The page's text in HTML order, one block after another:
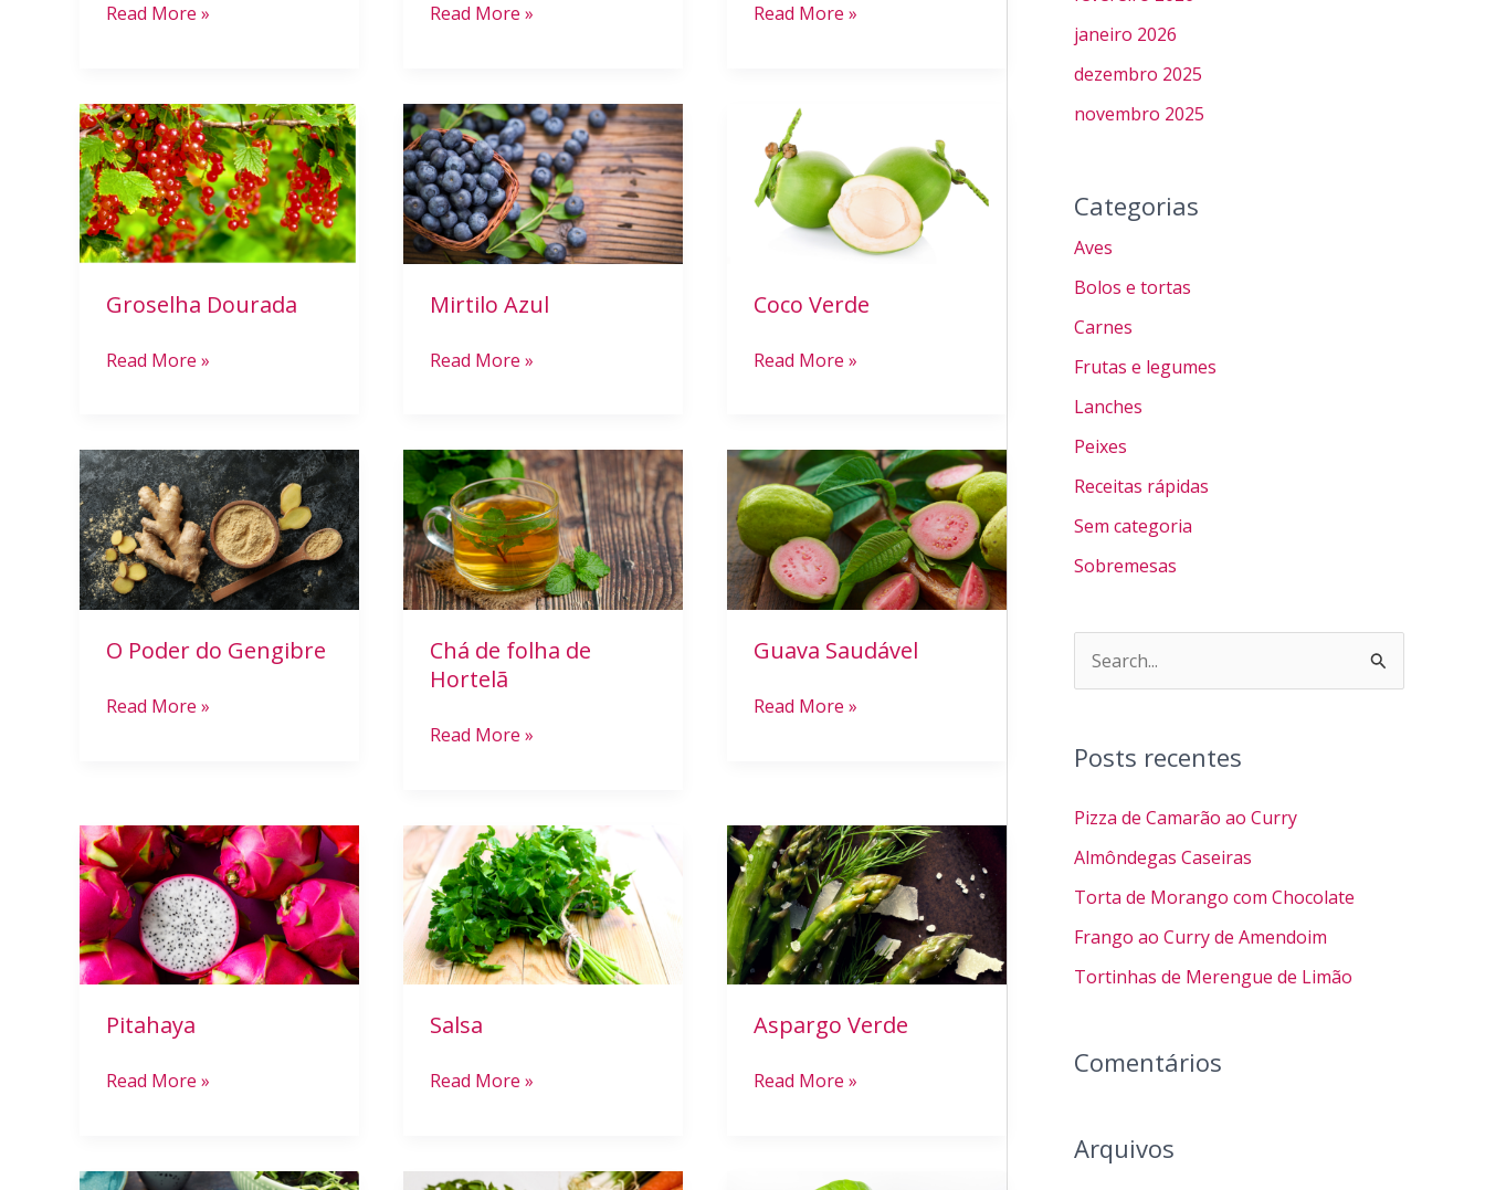
Read More » Read More » Read More »
Groselha Dourada
Groselha
Dourada
Read More »
Mirtilo Azul
Mirtilo
Azul
Read More »
Coco Verde
Coco
Verde
Read More »
O Poder do Gengibre
O
Poder
do
Gengibre
Read More »
Chá de folha de
Hortelã
Chá
de
folha
de
Hortelã
Read More »
Guava Saudável
Guava
Saudável
Read More »
Pitahaya
Pitahaya
Read More »
Salsa
Salsa
Read More »
Aspargo Verde
Aspargo
Verde
Read More »
Rúcula
Aipo
janeiro 2026
dezembro 2025
novembro 2025
Categorias
Aves
Bolos e tortas
Carnes
Frutas e legumes
Lanches
Peixes
Receitas rápidas
Sem categoria
Sobremesas
q
u
r
p
r
Posts recentes
Pizza de Camarão ao Curry
Almôndegas Caseiras
Torta de Morango com Chocolate
Frango ao Curry de Amendoim
Tortinhas de Merengue de Limão
Comentários
Arquivos